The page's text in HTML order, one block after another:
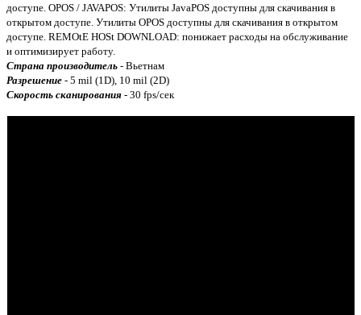
доступе. OPOS / JAVAPOS: Утилиты JavaPOS доступны для скачивания в
открытом доступе. Утилиты OPOS доступны для скачивания в открытом
доступе. REMOtE HOSt DOWNLOAD: понижает расходы на обслуживание
и оптимизирует работу.
Страна производитель - Вьетнам
Разрешение - 5 mil (1D), 10 mil (2D)
Скорость сканирования - 30 fps/сек